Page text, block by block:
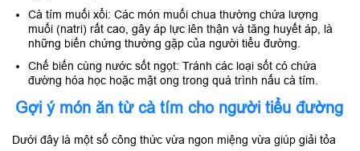
Cà tím muối xổi: Các món muối chua thường chứa lượng
muối (natri) rất cao, gây áp lực lên thận và tăng huyết áp, là
những biến chứng thường gặp của người tiểu đường.
Chế biến cùng nước sốt ngọt: Tránh các loại sốt có chứa
đường hóa học hoặc mật ong trong quá trình nấu cà tím.
Gợi ý món ăn từ cà tím cho người tiểu đường
Dưới đây là một số công thức vừa ngon miệng vừa giúp giải tỏa